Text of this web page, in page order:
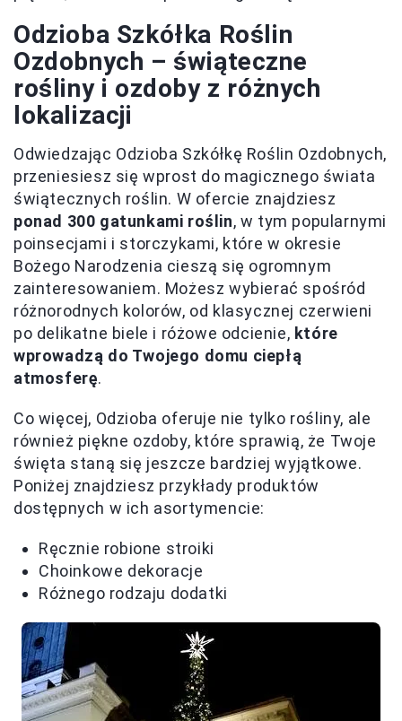
Odzioba Szkółka Roślin
Ozdobnych – świąteczne
rośliny i ozdoby z różnych
lokalizacji
Odwiedzając Odzioba Szkółkę Roślin Ozdobnych,
przeniesiesz się wprost do magicznego świata
świątecznych roślin. W ofercie znajdziesz
ponad 300 gatunkami roślin, w tym popularnymi
poinsecjami i storczykami, które w okresie
Bożego Narodzenia cieszą się ogromnym
zainteresowaniem. Możesz wybierać spośród
różnorodnych kolorów, od klasycznej czerwieni
po delikatne biele i różowe odcienie, które
wprowadzą do Twojego domu ciepłą
atmosferę.
Co więcej, Odzioba oferuje nie tylko rośliny, ale
również piękne ozdoby, które sprawią, że Twoje
święta staną się jeszcze bardziej wyjątkowe.
Poniżej znajdziesz przykłady produktów
dostępnych w ich asortymencie:
Ręcznie robione stroiki
Choinkowe dekoracje
Różnego rodzaju dodatki